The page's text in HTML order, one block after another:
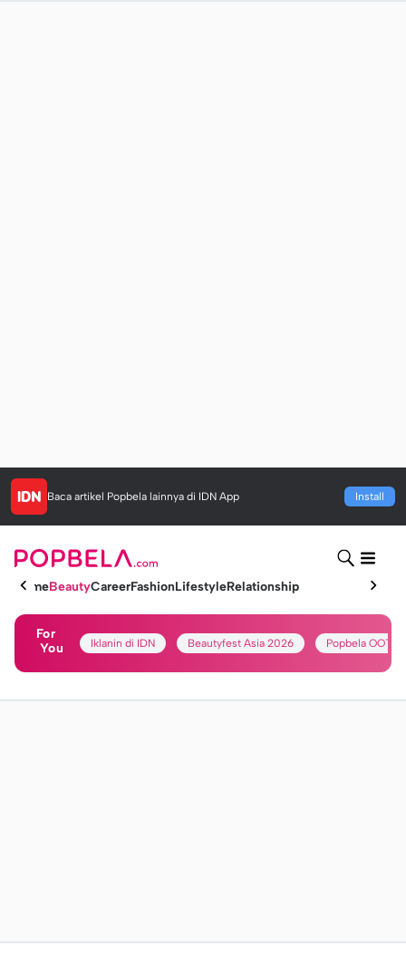
Baca artikel Popbela lainnya di IDN App Install
HomeBeautyCareerFashionLifestyleRelationship
For
You
Iklanin di IDN Beautyfest Asia 2026 Popbela OOTD